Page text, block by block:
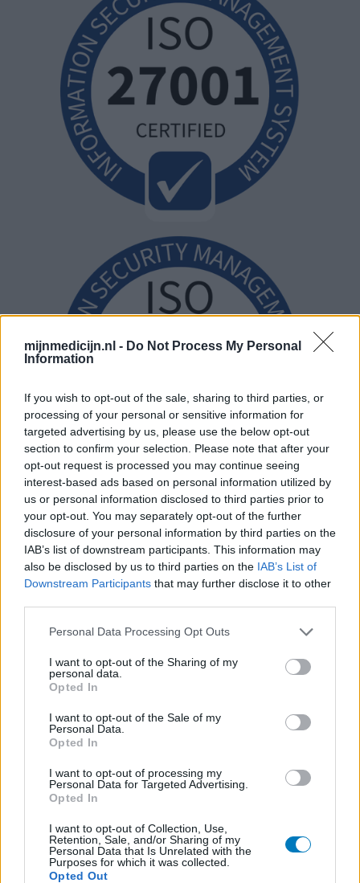
mijnmedicijn.nl - Do Not Process My Personal
Information
If you wish to opt-out of the sale, sharing to third parties, or
processing of your personal or sensitive information for
targeted advertising by us, please use the below opt-out
section to confirm your selection. Please note that after your
opt-out request is processed you may continue seeing
interest-based ads based on personal information utilized by
us or personal information disclosed to third parties prior to
your opt-out. You may separately opt-out of the further
disclosure of your personal information by third parties on the
IAB’s list of downstream participants. This information may
also be disclosed by us to third parties on the IAB’s List of
Downstream Participants that may further disclose it to other
Personal Data Processing Opt Outs
I want to opt-out of the Sharing of my
personal data.
Opted In
I want to opt-out of the Sale of my
Personal Data.
Opted In
I want to opt-out of processing my
Personal Data for Targeted Advertising.
Opted In
I want to opt-out of Collection, Use,
Retention, Sale, and/or Sharing of my
Personal Data that Is Unrelated with the
Purposes for which it was collected.
Opted Out